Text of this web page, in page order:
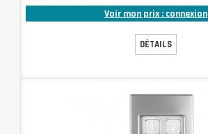
Voir mon prix : connexion
DÉTAILS